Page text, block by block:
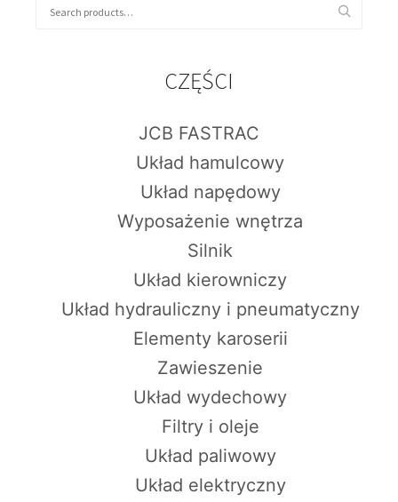
CZĘŚCI
JCB FASTRAC
Układ hamulcowy
Układ napędowy
Wyposażenie wnętrza
Silnik
Układ kierowniczy
Układ hydrauliczny i pneumatyczny
Elementy karoserii
Zawieszenie
Układ wydechowy
Filtry i oleje
Układ paliwowy
Układ elektryczny